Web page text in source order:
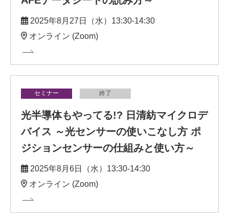
2025年8月27日（水）13:30-14:30
オンライン (Zoom)
セミナー 終了
光半導体もやってる!? 日清紡マイクロデ
バイス ～光センサーの使いこなし方 ポ
ジションセンサーの仕組みと使い方～
2025年8月6日（水）13:30-14:30
オンライン (Zoom)